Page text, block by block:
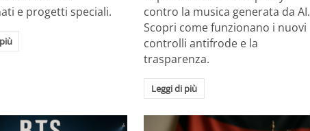
e progetti speciali.
contro la musica generata da AI.
Scopri come funzionano i nuovi
controlli antifrode e la
trasparenza.
Leggi di più